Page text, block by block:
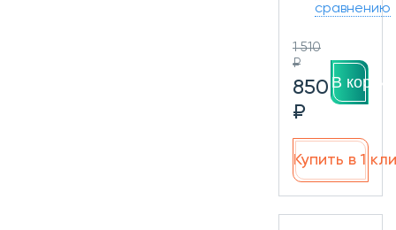
сравнению
1 510
₽
850
₽
В
Купить в 1